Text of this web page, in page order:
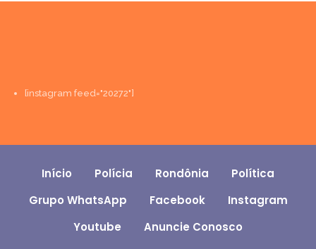
[instagram feed="20272"]
Início Polícia Rondônia
Política
Grupo WhatsApp
Facebook
Instagram
Youtube
Anuncie Conosco